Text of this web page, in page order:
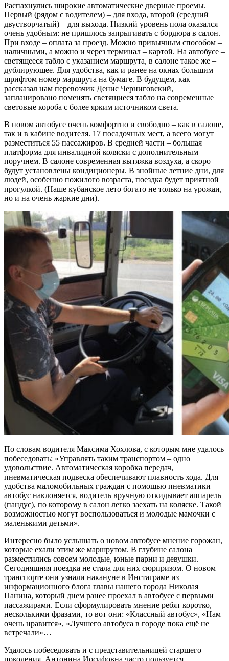
Распахнулись широкие автоматические дверные проемы.
Первый (рядом с водителем) – для входа, второй (средний
двустворчатый) – для выхода. Низкий уровень пола оказался
очень удобным: не пришлось запрыгивать с бордюра в салон.
При входе – оплата за проезд. Можно привычным способом –
наличными, а можно и через терминал – картой. На автобусе –
светящееся табло с указанием маршрута, в салоне такое же –
дублирующее. Для удобства, как и ранее на окнах большим
шрифтом номер маршрута на бумаге. В будущем, как
рассказал нам перевозчик Денис Черниговский,
запланировано поменять светящиеся табло на современные
световые короба с более ярким источником света.
В новом автобусе очень комфортно и свободно – как в салоне,
так и в кабине водителя. 17 посадочных мест, а всего могут
разместиться 55 пассажиров. В средней части – большая
платформа для инвалидной коляски с дополнительным
поручнем. В салоне современная вытяжка воздуха, а скоро
будут установлены кондиционеры. В знойные летние дни, для
людей, особенно пожилого возраста, поездка будет приятной
прогулкой. (Наше кубанское лето богато не только на урожаи,
но и на очень жаркие дни).
По словам водителя Максима Хохлова, с которым мне удалось
побеседовать: «Управлять таким транспортом – одно
удовольствие. Автоматическая коробка передач,
пневматическая подвеска обеспечивают плавность хода. Для
удобства маломобильных граждан с помощью пневматики
автобус наклоняется, водитель вручную откидывает аппарель
(пандус), по которому в салон легко заехать на коляске. Такой
возможностью могут воспользоваться и молодые мамочки с
маленькими детьми».
Интересно было услышать о новом автобусе мнение горожан,
которые ехали этим же маршрутом. В глубине салона
разместились совсем молодые, юные парни и девушки.
Сегодняшняя поездка не стала для них сюрпризом. О новом
транспорте они узнали накануне в Инстаграме из
информационного блога главы нашего города Николая
Панина, который днем ранее проехал в автобусе с первыми
пассажирами. Если сформулировать мнение ребят коротко,
несколькими фразами, то вот они: «Классный автобус», «Нам
очень нравится», «Лучшего автобуса в городе пока ещё не
встречали»…
Удалось побеседовать и с представительницей старшего
поколения. Антонина Иосифовна часто пользуется